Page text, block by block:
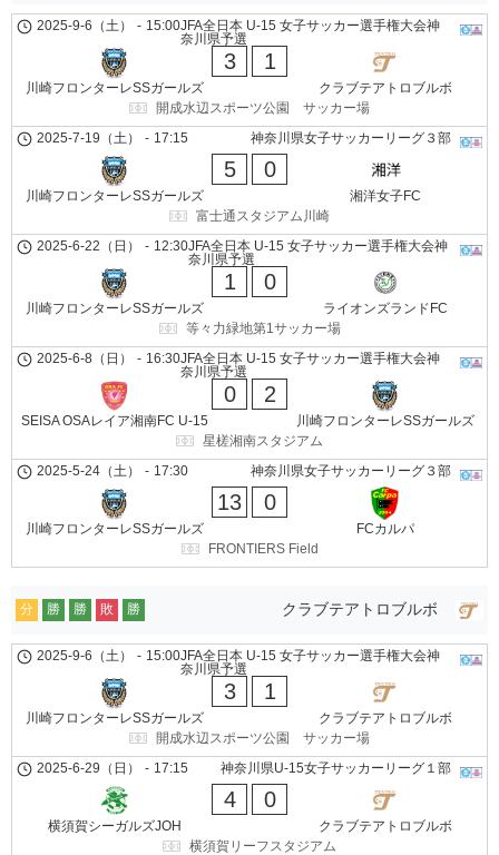
JFA全日本 U-15 女子サッカー選手権大会神
奈川県予選
2025-9-6（土） - 15:00
川崎フロンターレSSガールズ
3 1
クラブテアトロブルボ
開成水辺スポーツ公園 サッカー場
神奈川県女子サッカーリーグ３部
2025-7-19（土） - 17:15
川崎フロンターレSSガールズ
5 0
湘洋女子FC
富士通スタジアム川崎
JFA全日本 U-15 女子サッカー選手権大会神
奈川県予選
2025-6-22（日） - 12:30
川崎フロンターレSSガールズ
1 0
ライオンズランドFC
等々力緑地第1サッカー場
JFA全日本 U-15 女子サッカー選手権大会神
奈川県予選
2025-6-8（日） - 16:30
SEISA OSAレイア湘南FC U-15
0 2
川崎フロンターレSSガールズ
星槎湘南スタジアム
神奈川県女子サッカーリーグ３部
2025-5-24（土） - 17:30
川崎フロンターレSSガールズ
13 0
FCカルパ
FRONTIERS Field
クラブテアトロブルボ
分 勝 勝 敗 勝
JFA全日本 U-15 女子サッカー選手権大会神
奈川県予選
2025-9-6（土） - 15:00
川崎フロンターレSSガールズ
3 1
クラブテアトロブルボ
開成水辺スポーツ公園 サッカー場
神奈川県U-15女子サッカーリーグ１部
2025-6-29（日） - 17:15
横須賀シーガルズJOH
4 0
クラブテアトロブルボ
横須賀リーフスタジアム